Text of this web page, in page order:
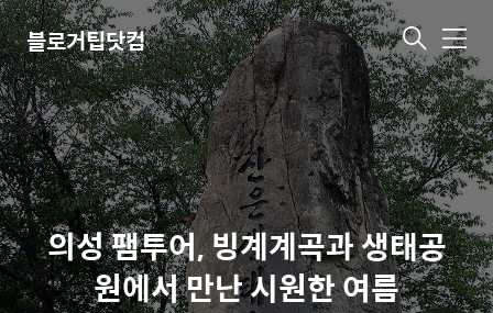
블로거팁닷컴 메
뉴
의성 팸투어, 빙계계곡과 생태공
원에서 만난 시원한 여름